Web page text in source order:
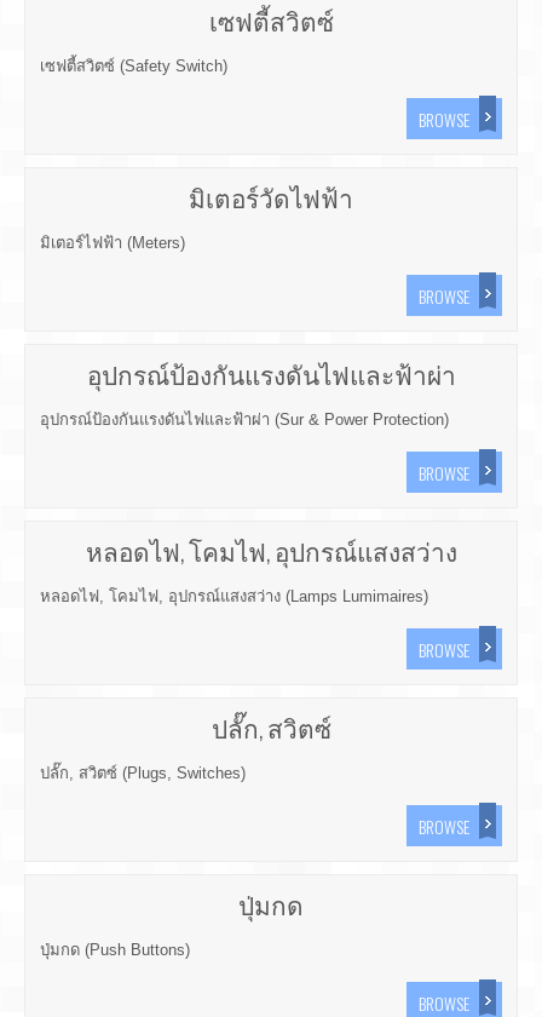
เซฟตี้สวิตซ์
เซฟตี้สวิตซ์ (Safety Switch)
BROWSE
มิเตอร์วัดไฟฟ้า
มิเตอร์ไฟฟ้า (Meters)
BROWSE
อุปกรณ์ป้องกันแรงดันไฟและฟ้าผ่า
อุปกรณ์ป้องกันแรงดันไฟและฟ้าผ่า (Sur & Power Protection)
BROWSE
หลอดไฟ, โคมไฟ, อุปกรณ์แสงสว่าง
หลอดไฟ, โคมไฟ, อุปกรณ์แสงสว่าง (Lamps Lumimaires)
BROWSE
ปลั๊ก, สวิตซ์
ปลั๊ก, สวิตซ์ (Plugs, Switches)
BROWSE
ปุ่มกด
ปุ่มกด (Push Buttons)
BROWSE